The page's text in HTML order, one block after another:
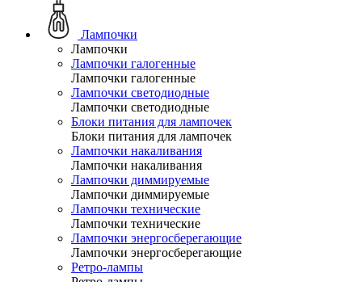
Лампочки
Лампочки
Лампочки галогенные
Лампочки галогенные
Лампочки светодиодные
Лампочки светодиодные
Блоки питания для лампочек
Блоки питания для лампочек
Лампочки накаливания
Лампочки накаливания
Лампочки диммируемые
Лампочки диммируемые
Лампочки технические
Лампочки технические
Лампочки энергосберегающие
Лампочки энергосберегающие
Ретро-лампы